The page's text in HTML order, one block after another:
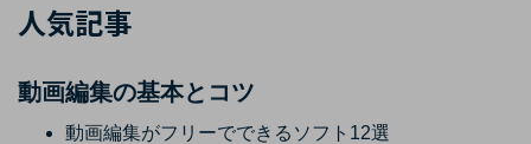
人気記事
動画編集の基本とコツ
動画編集がフリーでできるソフト12選